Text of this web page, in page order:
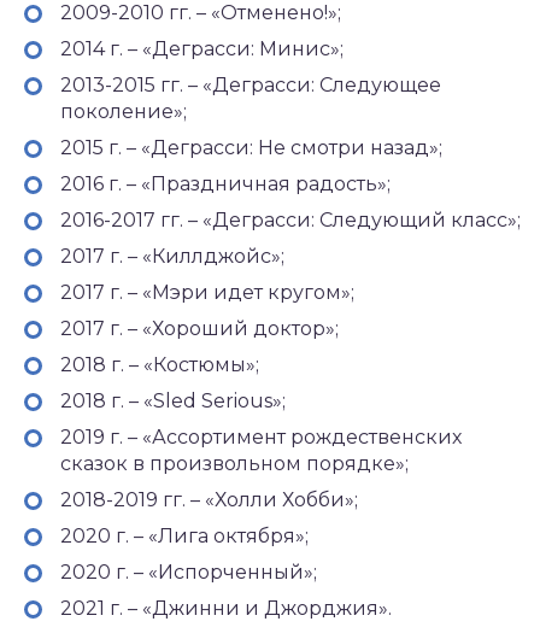
2009-2010 гг. – «Отменено!»;
2014 г. – «Деграсси: Минис»;
2013-2015 гг. – «Деграсси: Следующее
поколение»;
2015 г. – «Деграсси: Не смотри назад»;
2016 г. – «Праздничная радость»;
2016-2017 гг. – «Деграсси: Следующий класс»;
2017 г. – «Киллджойс»;
2017 г. – «Мэри идет кругом»;
2017 г. – «Хороший доктор»;
2018 г. – «Костюмы»;
2018 г. – «Sled Serious»;
2019 г. – «Ассортимент рождественских
сказок в произвольном порядке»;
2018-2019 гг. – «Холли Хобби»;
2020 г. – «Лига октября»;
2020 г. – «Испорченный»;
2021 г. – «Джинни и Джорджия».